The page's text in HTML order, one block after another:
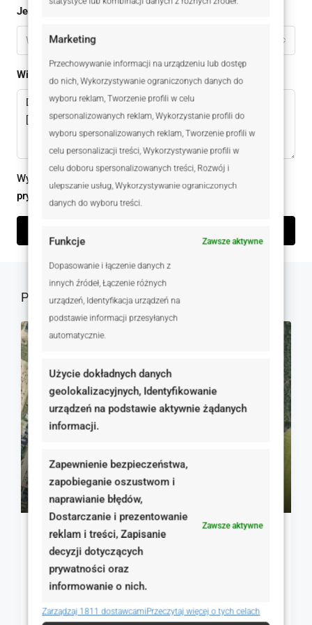
Marketing
Przechowywanie informacji na urządzeniu lub dostęp
do nich, Wykorzystywanie ograniczonych danych do
wyboru reklam, Tworzenie profili w celu
spersonalizowanych reklam, Wykorzystanie profili do
wyboru spersonalizowanych reklam, Tworzenie profili w
celu personalizacji treści, Wykorzystywanie profili w
celu doboru spersonalizowanych treści, Rozwój i
ulepszanie usług, Wykorzystywanie ograniczonych
danych do wyboru treści.
Funkcje Zawsze aktywne
Dopasowanie i łączenie danych z
innych źródeł, Łączenie różnych
urządzeń, Identyfikacja urządzeń na
podstawie informacji przesyłanych
automatycznie.
Użycie dokładnych danych
geolokalizacyjnych, Identyfikowanie
urządzeń na podstawie aktywnie żądanych
informacji.
Zapewnienie bezpieczeństwa,
zapobieganie oszustwom i
naprawianie błędów,
Dostarczanie i prezentowanie
reklam i treści, Zapisanie
decyzji dotyczących
prywatności oraz
informowanie o nich.
Zawsze aktywne
Zarządzaj 1811 dostawcamiPrzeczytaj więcej o tych celach
Jestem
Wybierz
Wiadomomść
Wysyłając ten formularz zgadzam się z
prywatności
Podobne oferty
310 000 zł
500 zł
Kamionki, gotowa inwestycja: Działka 620m² +
Pozwo
Spacerowa, Kamionki, Polska
GRUNTY Szczegóły